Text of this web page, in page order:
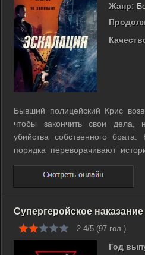
Жанр:
Бывший полицейский Крис
чтобы закончить свои дела,
убийства собственного
порядка переворачивают
главным обвиняемым. Чтобы
себя обвинение, он
девушкой-детективом Мишель, ...
Супергеройское наказание
2.4/5 (97 гол.)
Год